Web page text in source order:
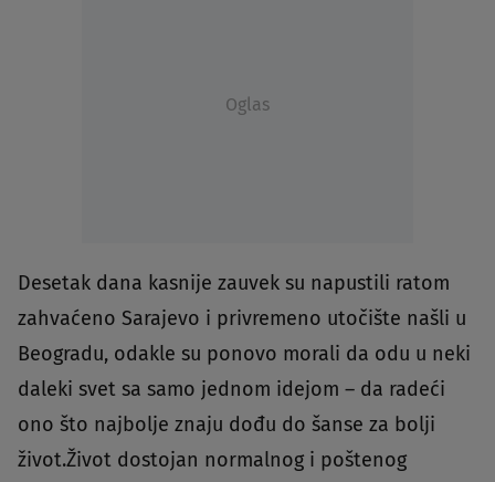
Oglas
Desetak dana kasnije zauvek su napustili ratom
zahvaćeno Sarajevo i privremeno utočište našli u
Beogradu, odakle su ponovo morali da odu u neki
daleki svet sa samo jednom idejom – da radeći
ono što najbolje znaju dođu do šanse za bolji
život.Život dostojan normalnog i poštenog